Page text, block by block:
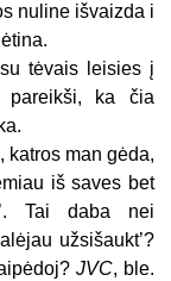
nuline išvaizda i
tėvais leisies į
pareikši, ka čia
katros man gėda,
iš saves bet
Tai daba nei
užsišaukt’?
JVC, ble.